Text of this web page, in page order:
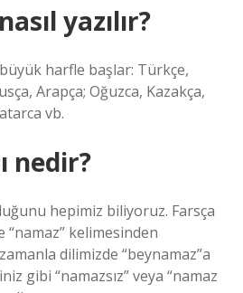
yazılır?
harfle başlar: Türkçe,
Arapça; Oğuzca, Kazakça,
vb.
nedir?
hepimiz biliyoruz. Farsça
“namaz” kelimesinden
dilimizde “beynamaz”a
gibi “namazsız” veya “namaz